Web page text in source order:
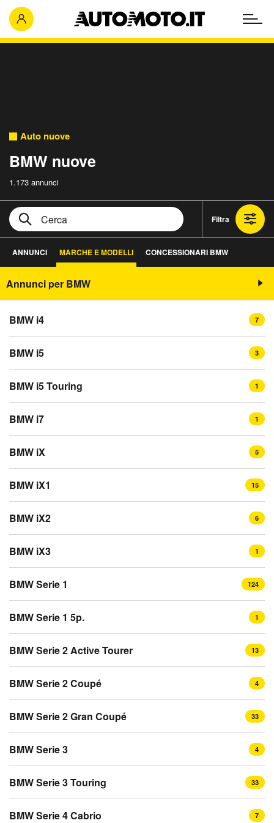
Auto nuove
BMW nuove
1.173 annunci
Filtra
ANNUNCI MARCHE E MODELLI CONCESSIONARI BMW
Annunci per BMW
BMW i4 7
BMW i5 3
BMW i5 Touring 1
BMW i7 1
BMW iX 5
BMW iX1 15
BMW iX2 6
BMW iX3 1
BMW Serie 1 124
BMW Serie 1 5p. 1
BMW Serie 2 Active Tourer 13
BMW Serie 2 Coupé 4
BMW Serie 2 Gran Coupé 33
BMW Serie 3 4
BMW Serie 3 Touring 33
BMW Serie 4 Cabrio 7